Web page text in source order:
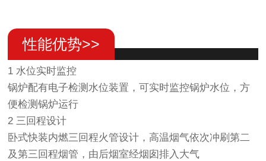
性能优势>>
1 水位实时监控
锅炉配有电子检测水位装置，可实时监控锅炉水位，方
便检测锅炉运行
2 三回程设计
卧式快装内燃三回程火管设计，高温烟气依次冲刷第二
及第三回程烟管，由后烟室经烟囱排入大气